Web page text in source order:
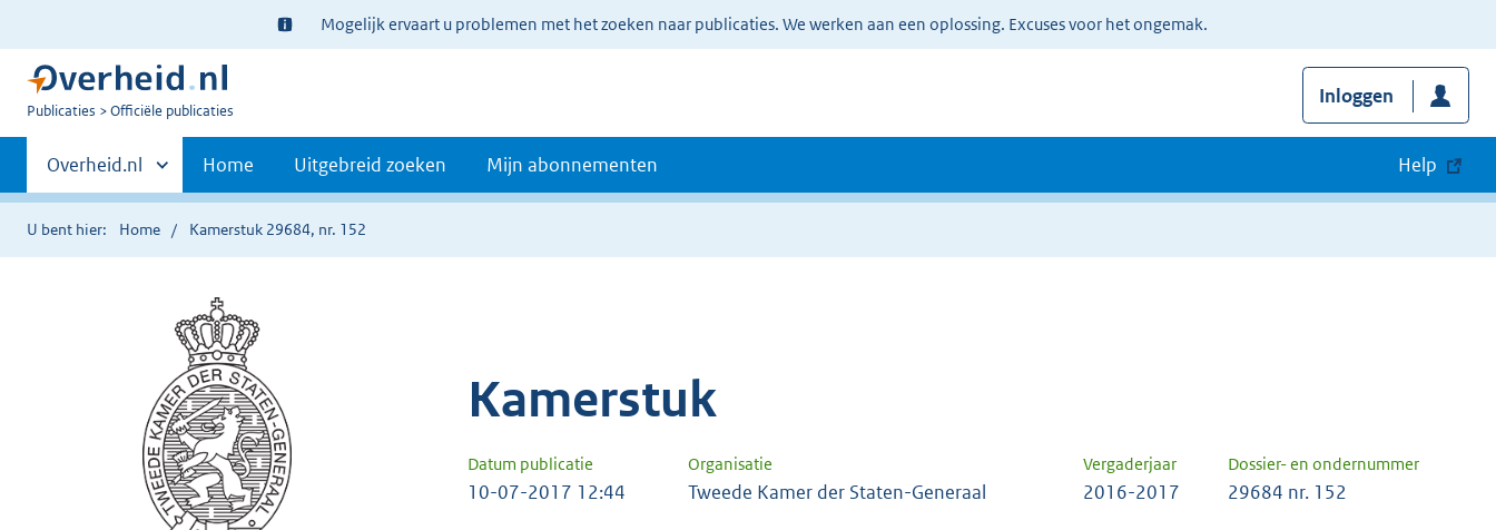
Ter
informatie:
Mogelijk ervaart u problemen met het zoeken naar publicaties. We werken aan een oplossing. Excuses voor het ongemak.
U
Publicaties Officiële publicaties
Inloggen
Primaire
navigatie
Andere
sites
binnen
Overheid.nl Home Uitgebreid zoeken Mijn abonnementen Help
U bent hier: Home Kamerstuk 29684, nr. 152
Kamerstuk
Datum publicatie Organisatie Vergaderjaar Dossier- en ondernummer
10-07-2017 12:44 Tweede Kamer der Staten-Generaal 2016-2017 29684 nr. 152